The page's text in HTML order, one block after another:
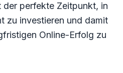
perfekte Zeitpunkt, in
zu investieren und damit
Online-Erfolg zu